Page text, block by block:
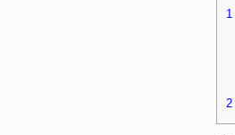
1
2